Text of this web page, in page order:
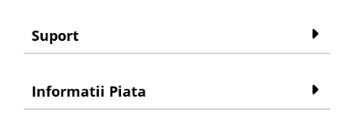
Suport
Informatii Piata